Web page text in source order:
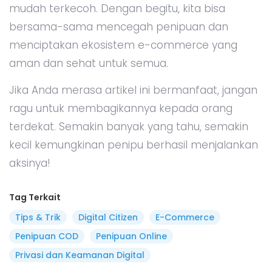
mudah terkecoh. Dengan begitu, kita bisa
bersama-sama mencegah penipuan dan
menciptakan ekosistem e-commerce yang
aman dan sehat untuk semua.
Jika Anda merasa artikel ini bermanfaat, jangan
ragu untuk membagikannya kepada orang
terdekat. Semakin banyak yang tahu, semakin
kecil kemungkinan penipu berhasil menjalankan
aksinya!
Tag Terkait
Tips & Trik
Digital Citizen
E-Commerce
Penipuan COD
Penipuan Online
Privasi dan Keamanan Digital